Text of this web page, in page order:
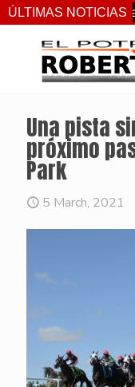
ÚLTIMAS NOTICIAS
de fecha a
Una pista
próximo
Park
5 March, 2021